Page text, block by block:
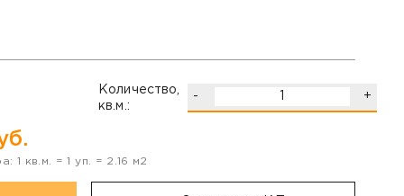
Количество,
кв.м.:
- +
1 кв.м. =1 уп. = 2.16 м2